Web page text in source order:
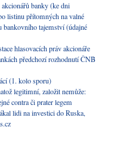
banky (ke dni
listinu přítomných na valné
bankovního tajemství (údajné
hlasovacích práv akcionáře
předchozí rozhodnutí ČNB
(1. kolo sporu)
legitimní, založit nemůže:
contra či prater legem
lidi na investici do Ruska,